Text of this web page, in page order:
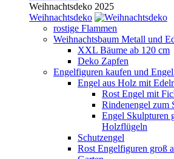
Weihnachtsdeko 2025
Weihnachtsdeko
rostige Flammen
Weihnachtsbaum Metall und
XXL Bäume ab 120 cm
Deko Zapfen
Engelfiguren kaufen und
Engel aus Holz mit
Rost Engel mit
Rindenengel zum
Engel Skulpturen
Holzflügeln
Schutzengel
Rost Engelfiguren groß